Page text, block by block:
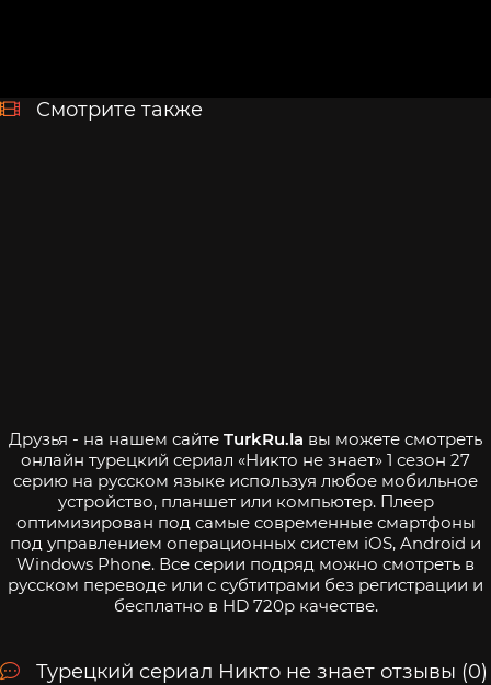
Смотрите также
Друзья - на нашем сайте TurkRu.la вы можете смотреть
онлайн турецкий сериал «Никто не знает» 1 сезон 27
серию на русском языке используя любое мобильное
устройство, планшет или компьютер. Плеер
оптимизирован под самые современные смартфоны
под управлением операционных систем iOS, Android и
Windows Phone. Все серии подряд можно смотреть в
русском переводе или с субтитрами без регистрации и
бесплатно в HD 720p качестве.
Турецкий сериал Никто не знает отзывы (0)